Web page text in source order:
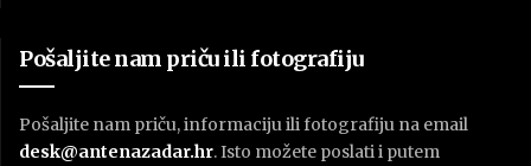
Pošaljite nam priču ili fotografiju
Pošaljite nam priču, informaciju ili fotografiju na email
desk@antenazadar.hr. Isto možete poslati i putem